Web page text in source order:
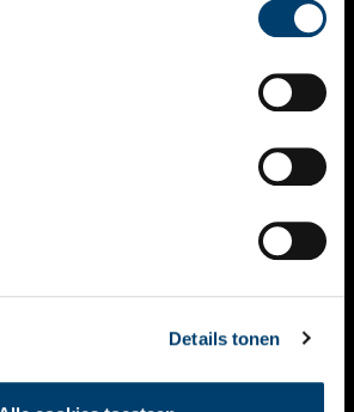
Details tonen